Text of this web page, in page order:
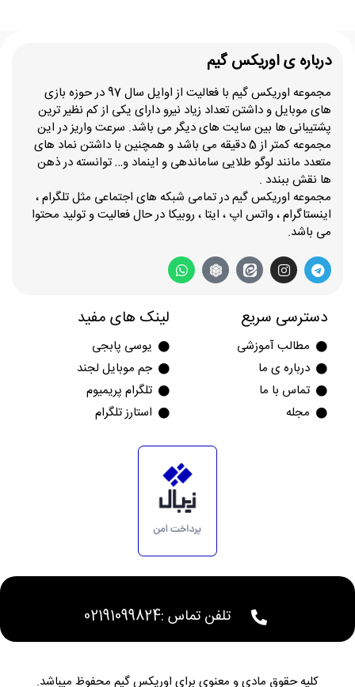
درباره ی اوریکس گیم
مجموعه اوریکس گیم با فعالیت از اوایل سال 97 در حوزه بازی
های موبایل و داشتن تعداد زیاد نیرو دارای یکی از کم نظیر ترین
پشتیبانی ها بین سایت های دیگر می باشد. سرعت واریز در این
مجموعه کمتر از 5 دقیقه می باشد و همچنین با داشتن نماد های
متعدد مانند لوگو طلایی ساماندهی و اینماد و… توانسته در ذهن
ها نقش ببندد .
مجموعه اوریکس گیم در تمامی شبکه های اجتماعی مثل تلگرام ،
اینستاگرام ، واتس اپ ، ایتا ، روبیکا در حال فعالیت و تولید محتوا
می باشد.
دسترسی سریع
مطالب آموزشی
درباره ی ما
تماس با ما
مجله
لینک های مفید
یوسی پابجی
جم موبایل لجند
تلگرام پریمیوم
استارز تلگرام
تلفن تماس :‌02191099824
کلیه حقوق مادی و معنوی برای اوریکس گیم محفوظ میباشد.